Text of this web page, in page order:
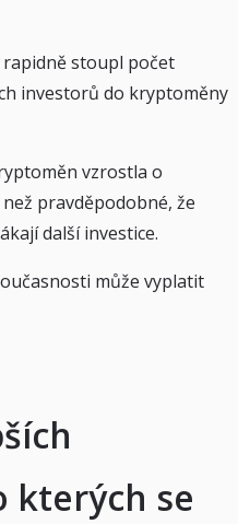
stoupl počet
investorů do kryptoměny
vzrostla o
pravděpodobné, že
další investice.
může vyplatit
kterých se